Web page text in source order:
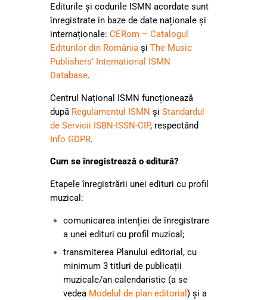
Editurile și codurile ISMN acordate sunt
înregistrate în baze de date naționale și
internaționale: CERom – Catalogul
Editurilor din România și The Music
Publishers’ International ISMN
Database.
Centrul Național ISMN funcționează
după Regulamentul ISMN și Standardul
de Servicii ISBN-ISSN-CIP, respectând
Info GDPR.
Cum se înregistrează o editură?
Etapele înregistrării unei edituri cu profil
muzical:
comunicarea intenției de înregistrare
a unei edituri cu profil muzical;
transmiterea Planului editorial, cu
minimum 3 titluri de publicații
muzicale/an calendaristic (a se
vedea Modelul de plan editorial) și a